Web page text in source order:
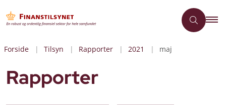
Forside Tilsyn Rapporter 2021 maj
Rapporter